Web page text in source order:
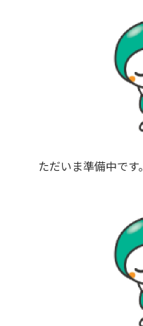
ただいま準備中です。